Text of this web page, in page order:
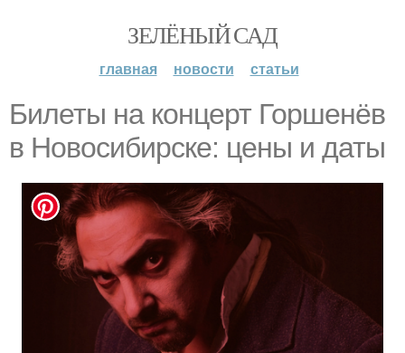
ЗЕЛЁНЫЙ САД
главная новости статьи
Билеты на концерт Горшенёв
в Новосибирске: цены и даты